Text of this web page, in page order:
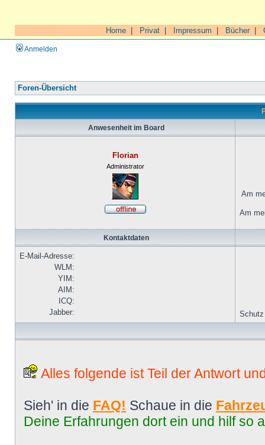
Home Privat Impressum Bücher|
Anmelden
Foren-Übersicht
Anwesenheit im Board
Florian
Administrator
Am
Am
Kontaktdaten
E-Mail-Adresse:
WLM:
YIM:
AIM:
ICQ:
Jabber:
Schutz
Alles folgende ist Teil der Antwort
Sieh' in die FAQ! Schaue in die
Deine Erfahrungen dort ein und hilf so